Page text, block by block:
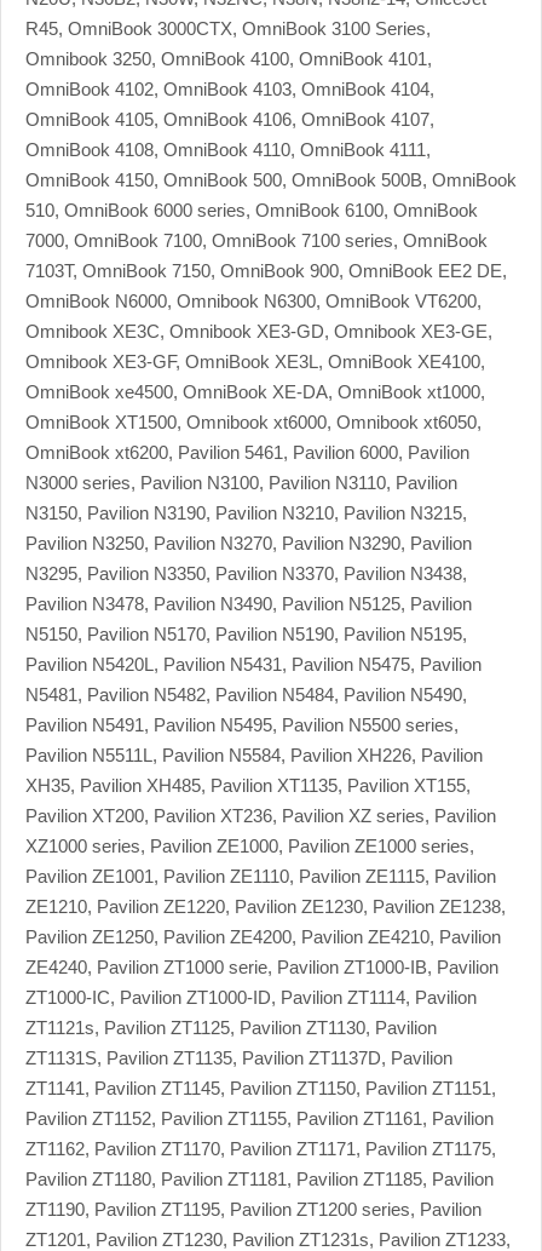
R45, OmniBook 3000CTX, OmniBook 3100 Series,
Omnibook 3250, OmniBook 4100, OmniBook 4101,
OmniBook 4102, OmniBook 4103, OmniBook 4104,
OmniBook 4105, OmniBook 4106, OmniBook 4107,
OmniBook 4108, OmniBook 4110, OmniBook 4111,
OmniBook 4150, OmniBook 500, OmniBook 500B, OmniBook
510, OmniBook 6000 series, OmniBook 6100, OmniBook
7000, OmniBook 7100, OmniBook 7100 series, OmniBook
7103T, OmniBook 7150, OmniBook 900, OmniBook EE2 DE,
OmniBook N6000, Omnibook N6300, OmniBook VT6200,
Omnibook XE3C, Omnibook XE3-GD, Omnibook XE3-GE,
Omnibook XE3-GF, OmniBook XE3L, OmniBook XE4100,
OmniBook xe4500, OmniBook XE-DA, OmniBook xt1000,
OmniBook XT1500, Omnibook xt6000, Omnibook xt6050,
OmniBook xt6200, Pavilion 5461, Pavilion 6000, Pavilion
N3000 series, Pavilion N3100, Pavilion N3110, Pavilion
N3150, Pavilion N3190, Pavilion N3210, Pavilion N3215,
Pavilion N3250, Pavilion N3270, Pavilion N3290, Pavilion
N3295, Pavilion N3350, Pavilion N3370, Pavilion N3438,
Pavilion N3478, Pavilion N3490, Pavilion N5125, Pavilion
N5150, Pavilion N5170, Pavilion N5190, Pavilion N5195,
Pavilion N5420L, Pavilion N5431, Pavilion N5475, Pavilion
N5481, Pavilion N5482, Pavilion N5484, Pavilion N5490,
Pavilion N5491, Pavilion N5495, Pavilion N5500 series,
Pavilion N5511L, Pavilion N5584, Pavilion XH226, Pavilion
XH35, Pavilion XH485, Pavilion XT1135, Pavilion XT155,
Pavilion XT200, Pavilion XT236, Pavilion XZ series, Pavilion
XZ1000 series, Pavilion ZE1000, Pavilion ZE1000 series,
Pavilion ZE1001, Pavilion ZE1110, Pavilion ZE1115, Pavilion
ZE1210, Pavilion ZE1220, Pavilion ZE1230, Pavilion ZE1238,
Pavilion ZE1250, Pavilion ZE4200, Pavilion ZE4210, Pavilion
ZE4240, Pavilion ZT1000 serie, Pavilion ZT1000-IB, Pavilion
ZT1000-IC, Pavilion ZT1000-ID, Pavilion ZT1114, Pavilion
ZT1121s, Pavilion ZT1125, Pavilion ZT1130, Pavilion
ZT1131S, Pavilion ZT1135, Pavilion ZT1137D, Pavilion
ZT1141, Pavilion ZT1145, Pavilion ZT1150, Pavilion ZT1151,
Pavilion ZT1152, Pavilion ZT1155, Pavilion ZT1161, Pavilion
ZT1162, Pavilion ZT1170, Pavilion ZT1171, Pavilion ZT1175,
Pavilion ZT1180, Pavilion ZT1181, Pavilion ZT1185, Pavilion
ZT1190, Pavilion ZT1195, Pavilion ZT1200 series, Pavilion
ZT1201, Pavilion ZT1230, Pavilion ZT1231s, Pavilion ZT1233,